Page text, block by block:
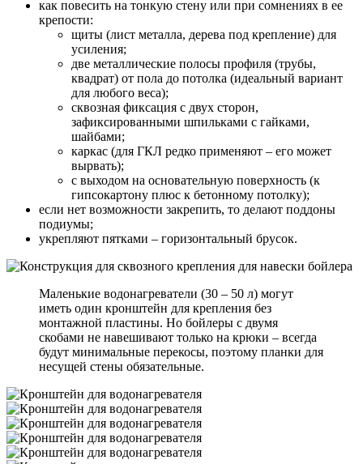
как повесить на тонкую стену или при сомнениях в ее
крепости:
щиты (лист металла, дерева под крепление) для
усиления;
две металлические полосы профиля (трубы,
квадрат) от пола до потолка (идеальный вариант
для любого веса);
сквозная фиксация с двух сторон,
зафиксированными шпильками с гайками,
шайбами;
каркас (для ГКЛ редко применяют – его может
вырвать);
с выходом на основательную поверхность (к
гипсокартону плюс к бетонному потолку);
если нет возможности закрепить, то делают поддоны
подиумы;
укрепляют пятками – горизонтальный брусок.
Маленькие водонагреватели (30 – 50 л) могут
иметь один кронштейн для крепления без
монтажной пластины. Но бойлеры с двумя
скобами не навешивают только на крюки – всегда
будут минимальные перекосы, поэтому планки для
несущей стены обязательные.